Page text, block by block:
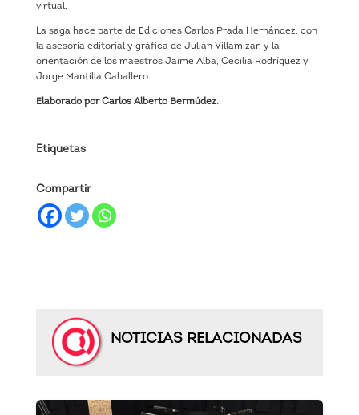
virtual.
La saga hace parte de Ediciones Carlos Prada Hernández, con
la asesoría editorial y gráfica de Julián Villamizar, y la
orientación de los maestros Jaime Alba, Cecilia Rodríguez y
Jorge Mantilla Caballero.
Elaborado por Carlos Alberto Bermúdez.
Etiquetas
Compartir
NOTICIAS RELACIONADAS